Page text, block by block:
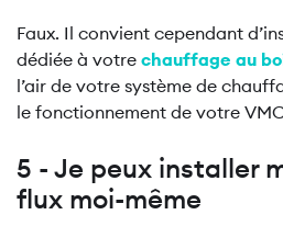
Faux. Il convient cependant
dédiée à votre chauffage au
l’air de votre système de
le fonctionnement de votre
5 - Je peux installer
flux moi-même